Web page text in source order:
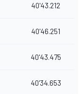
40'43.212
40'46.251
40'43.475
40'34.653